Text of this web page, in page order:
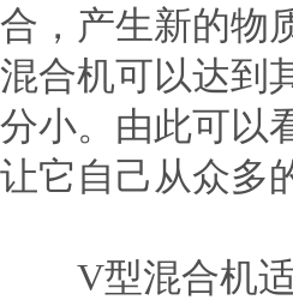
合，产生新的物
混合机可以达到
分小。由此可以
让它自己从众多
V型混合机适